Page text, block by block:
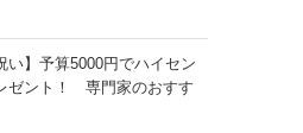
い】予算5000円でハイセン
ゼント！ 専門家のおすす